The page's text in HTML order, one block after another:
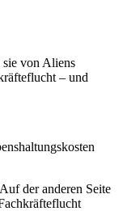
sie von Aliens
– und
der anderen Seite